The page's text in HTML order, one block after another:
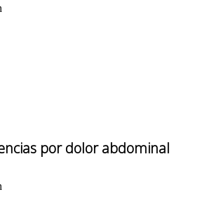
por dolor abdominal